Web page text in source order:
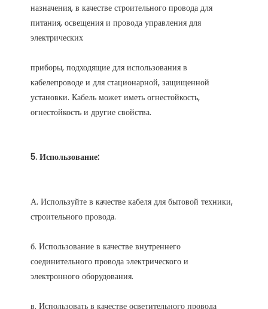
назначения, в качестве строительного провода для
питания, освещения и провода управления для
приборы, подходящие для использования в
кабелепроводе и для стационарной, защищенной
установки. Кабель может иметь огнестойкость,
А. Используйте в качестве кабеля для бытовой техники,
б. Использование в качестве внутреннего
соединительного провода электрического и